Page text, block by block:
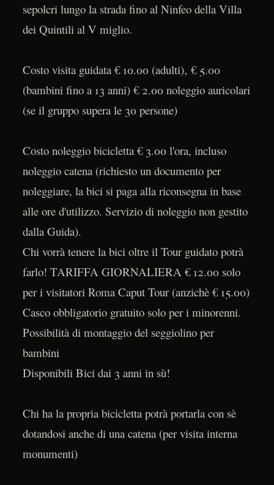
sepolcri lungo la strada fino al Ninfeo della Villa
dei Quintili al V miglio.
Costo visita guidata € 10.00 (adulti)‚ € 5.00
(bambini fino a 13 anni) € 2.00 noleggio auricolari
(se il gruppo supera le 30 persone)
Costo noleggio bicicletta € 3.00 l'ora, incluso
noleggio catena (richiesto un documento per
noleggiare, la bici si paga alla riconsegna in base
alle ore d'utilizzo. Servizio di noleggio non gestito
dalla Guida).
Chi vorrà tenere la bici oltre il Tour guidato potrà
farlo! TARIFFA GIORNALIERA € 12.00 solo
per i visitatori Roma Caput Tour (anzichè € 15.00)
Casco obbligatorio gratuito solo per i minorenni.
Possibilità di montaggio del seggiolino per
bambini
Disponibili Bici dai 3 anni in sù!
Chi ha la propria bicicletta potrà portarla con sè
dotandosi anche di una catena (per visita interna
monumenti)